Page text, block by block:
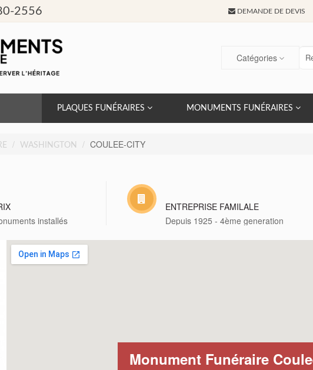
2556 DEMANDE DE DEVIS
Catégories
PLAQUES FUNÉRAIRES MONUMENTS FUNÉRAIRES
WASHINGTON COULEE-CITY
installés
ENTREPRISE FAMILALE
Depuis 1925 - 4ème generation
Monument Funéraire